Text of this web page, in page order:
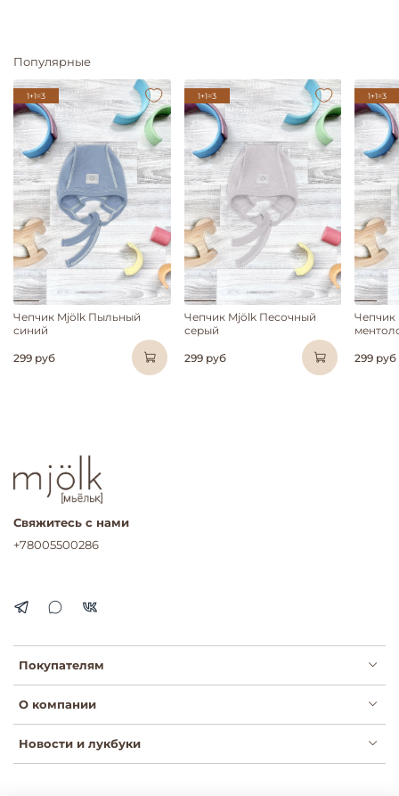
Популярные
1+1=3
Чепчик Mjölk Пыльный
синий
299 руб
1+1=3
Чепчик Mjölk Песочный
серый
299 руб
1+1=3
299 руб
Покупателям
О компании
Новости и лукбуки
Свяжитесь с нами
+78005500286